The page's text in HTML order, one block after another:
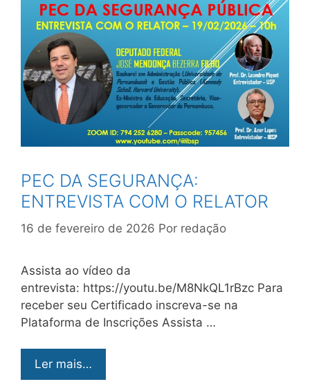
PEC DA SEGURANÇA:
ENTREVISTA COM O RELATOR
16 de fevereiro de 2026 Por redação
Assista ao vídeo da
entrevista: https://youtu.be/M8NkQL1rBzc Para
receber seu Certificado inscreva-se na
Plataforma de Inscrições Assista …
Ler mais…